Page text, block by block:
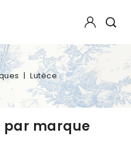
Lutèce
par marque